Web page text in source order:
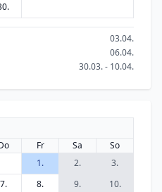
03.04.
06.04.
30.03. - 10.04.
Fr Sa
So
1.
2.
3.
7. 8. 9.
10.